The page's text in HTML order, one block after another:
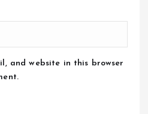
and website in this browser